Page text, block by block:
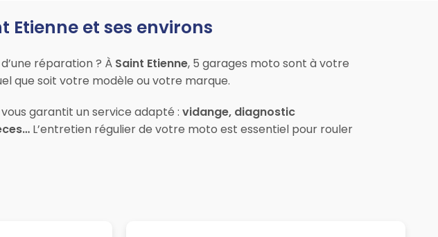
Etienne et ses environs
réparation ? À Saint Etienne, 5 garages moto sont à votre
que soit votre modèle ou votre marque.
garantit un service adapté : vidange, diagnostic
L’entretien régulier de votre moto est essentiel pour rouler